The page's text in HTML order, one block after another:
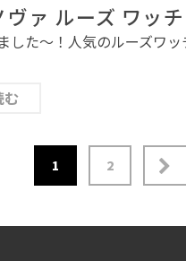
ヴァ ルーズ ワッチ
した～！人気のルーズワ
む
1 2